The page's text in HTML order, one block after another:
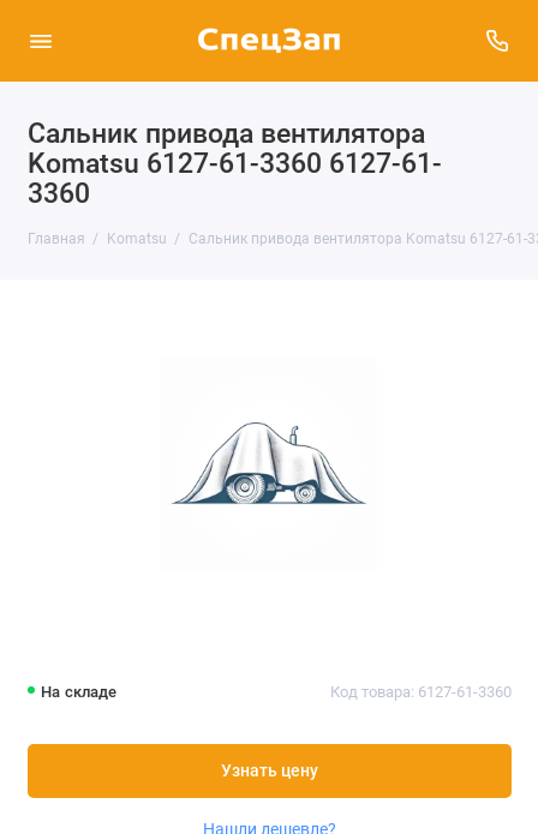
Сальник привода вентилятора
Komatsu 6127-61-3360 6127-61-
3360
Главная Komatsu Сальник привода вентилятора Komatsu 6127-61-
На складе Код товара: 6127-61-3360
Узнать цену
Нашли дешевле?